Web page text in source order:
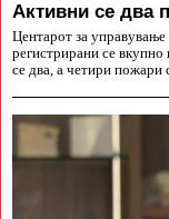
Aктивни се два
Центарот за управување
регистрирани се
се два, а четири